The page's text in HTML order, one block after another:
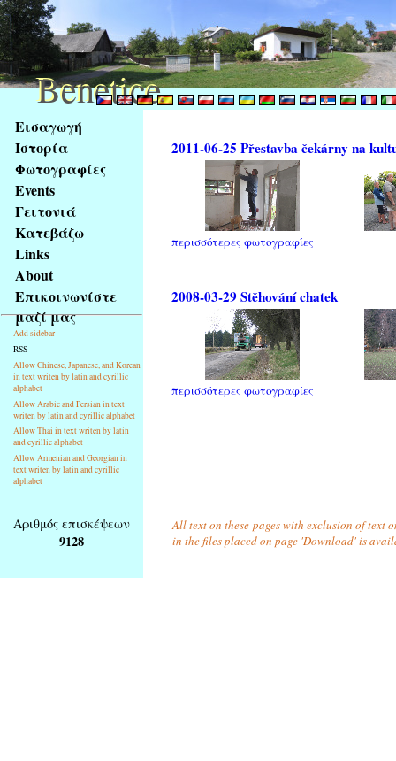
obsah
stránky
Klávesové
zkratky
tomto
webu
základní
Hlavní
strana
Εισαγωγή
Ιστορία
Φωτογραφίες
Events
Γειτονιά
Κατεβάζω
Links
About
Επικοινωνίστε
μαζί μας
Add sidebar
RSS
Allow Chinese, Japanese, and Korean
in text writen by latin and cyrillic
alphabet
Allow Arabic and Persian in text
writen by latin and cyrillic alphabet
Allow Thai in text writen by latin
and cyrillic alphabet
Allow Armenian and Georgian in
text writen by latin and cyrillic
alphabet
2011-06-25 Přestavba čekárny na
περισσότερες φωτογραφίες
2008-03-29 Stěhování chatek
περισσότερες φωτογραφίες
Αριθμός επισκέψεων
9128
All text on these pages with exclusion of text
in the files placed on page 'Download' is
Benetice
Benetice